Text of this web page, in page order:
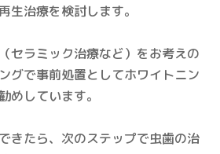
生治療を検討します。
セラミック治療など）をお考えの
グで事前処置としてホワイトニン
めしています。
きたら、次のステップで虫歯の治